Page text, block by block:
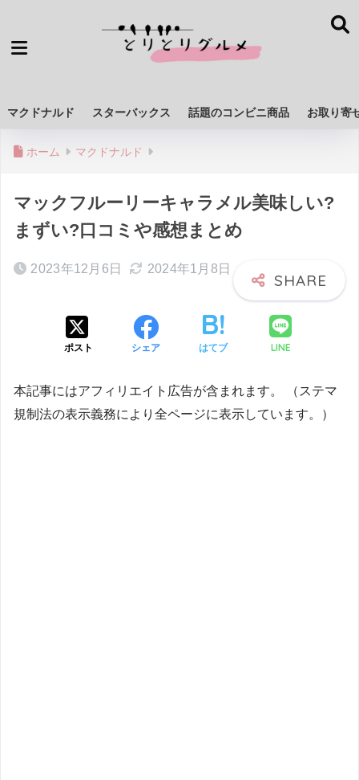
マクドナルド スターバックス 話題のコンビニ商品 お取り寄
ホーム マクドナルド
マックフルーリーキャラメル美味しい?
まずい?口コミや感想まとめ
2023年12月6日 2024年1月8日
ポスト シェア はてブ LINE
本記事にはアフィリエイト広告が含まれます。 （ステマ
規制法の表示義務により全ページに表示しています。）